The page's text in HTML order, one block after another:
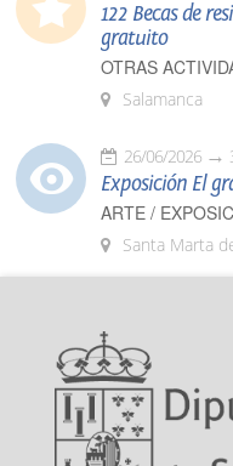
122 Becas de
gratuito
OTRAS
Salamanca
26/06/2026
Exposición El
ARTE /
Santa Marta